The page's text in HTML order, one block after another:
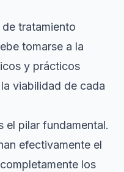
tratamiento
tomarse a la
y prácticos
viabilidad de cada
el pilar fundamental.
efectivamente el
los